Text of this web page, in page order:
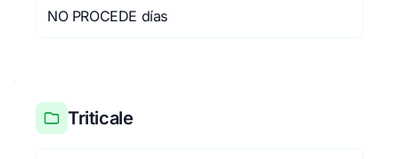
NO PROCEDE días
Triticale